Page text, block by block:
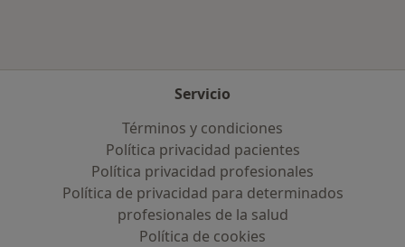
Servicio
Términos y condiciones
Política privacidad pacientes
Política privacidad profesionales
Política de privacidad para determinados
profesionales de la salud
Política de cookies